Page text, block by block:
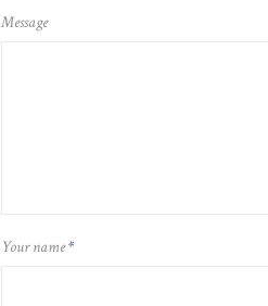
Message
Your name*